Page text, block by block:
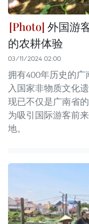
外国游
的农耕体验
03/11/2024 02:00
拥有400年历史的
入国家非物质文化
现已不仅是广南省
为吸引国际游客前
地。